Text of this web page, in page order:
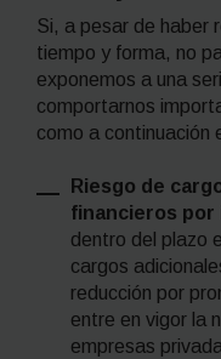
Si, a pesar de haber
tiempo y forma, no
exponemos a una
comportarnos
como a continuación
Riesgo de
financieros por
dentro del plazo
cargos
reducción por
entre en vigor la
empresas